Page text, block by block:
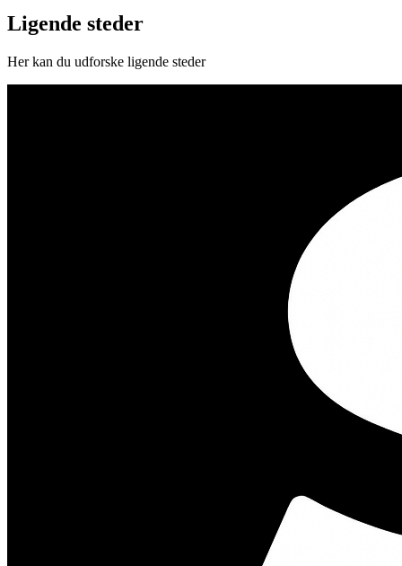
Ligende steder
Her kan du udforske ligende steder